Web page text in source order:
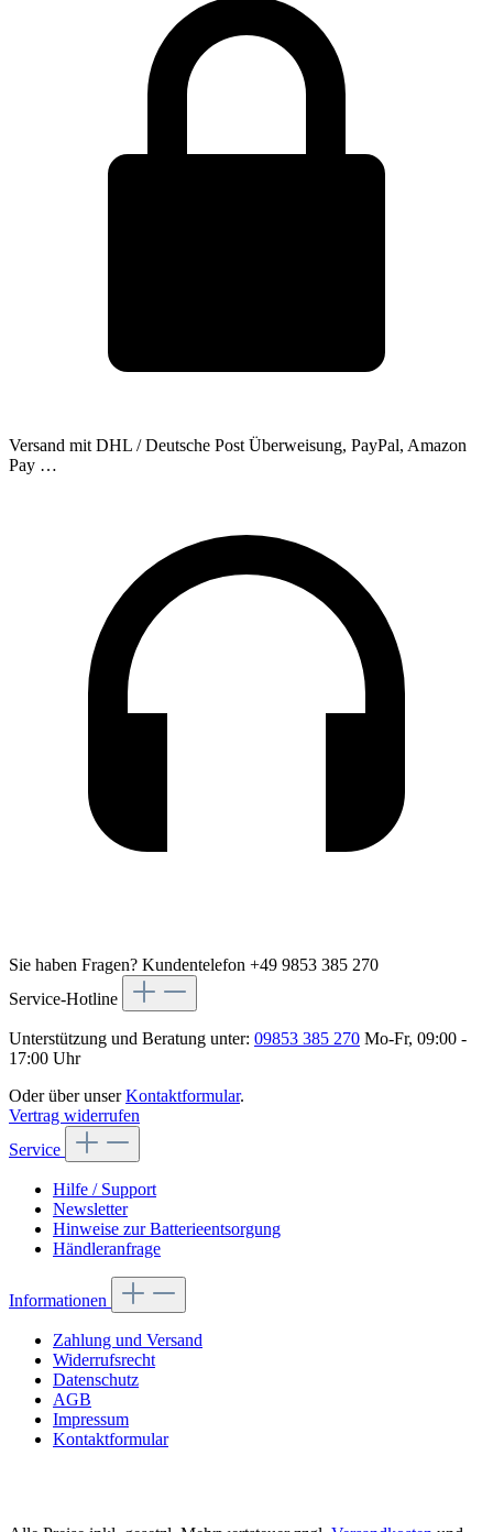
Versand mit DHL / Deutsche Post Überweisung, PayPal, Amazon
Pay …
Sie haben Fragen? Kundentelefon +49 9853 385 270
Service-Hotline
Unterstützung und Beratung unter: 09853 385 270 Mo-Fr, 09:00 -
17:00 Uhr
Oder über unserKontaktformular.
Vertrag widerrufen
Service
Hilfe / Support
Newsletter
Hinweise zur Batterieentsorgung
Händleranfrage
Informationen
Zahlung und Versand
Widerrufsrecht
Datenschutz
AGB
Impressum
Kontaktformular